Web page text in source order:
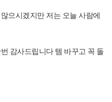
으시겠지만 저는 오늘 사람에
감사드립니다 템 바꾸고 꼭 돌